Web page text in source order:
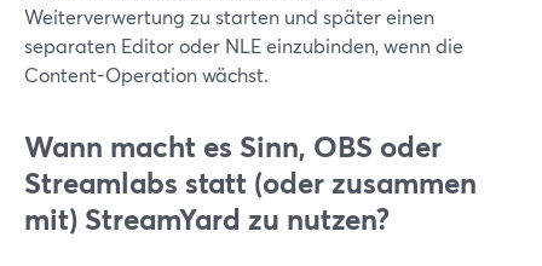
Weiterverwertung zu starten und später einen
separaten Editor oder NLE einzubinden, wenn die
Content-Operation wächst.
Wann macht es Sinn, OBS oder
Streamlabs statt (oder zusammen
mit) StreamYard zu nutzen?